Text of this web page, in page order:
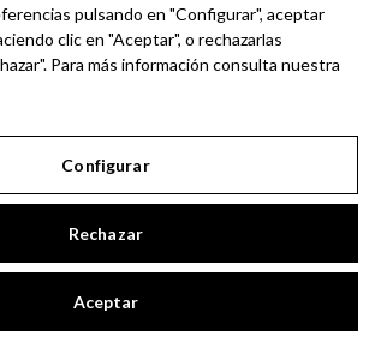
de arraigo, oportunidad y
territorial cuando la lectura de
bastante más pragmática:
y encontrar territorios menos
que las grandes ciudades.
hablar de autenticidad mientras
se convierte en una plantilla
: un tipo de alojamiento, una estética,
pulsando en "Configurar", aceptar
clic en "Aceptar", o rechazarlas
Para más información consulta nuestra
Configurar
Rechazar
Aceptar